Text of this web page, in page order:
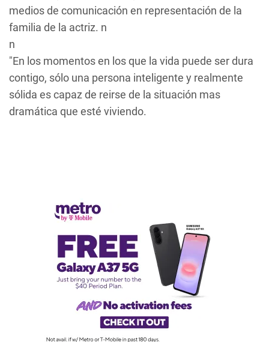
medios de comunicación en representación de la
familia de la actriz. n
n
"En los momentos en los que la vida puede ser dura
contigo, sólo una persona inteligente y realmente
sólida es capaz de reirse de la situación mas
dramática que esté viviendo.